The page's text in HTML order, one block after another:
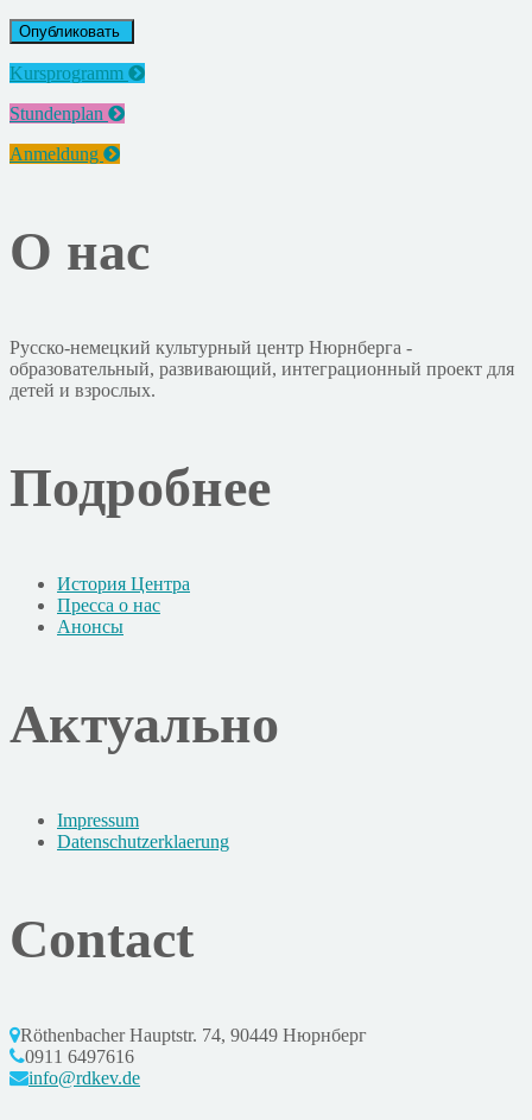
Kursprogramm
Stundenplan
Anmeldung
О нас
Русско-немецкий культурный центр Нюрнберга -
образовательный, развивающий, интеграционный проект для
детей и взрослых.
Подробнее
История Центра
Пресса о нас
Анонсы
Актуально
Impressum
Datenschutzerklaerung
Contact
Röthenbacher Hauptstr. 74, 90449 Нюрнберг
0911 6497616
info@rdkev.de